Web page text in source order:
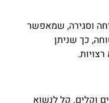
וסגירה, שמאפשר
כך שניתן
וקלים. קל לנשוא